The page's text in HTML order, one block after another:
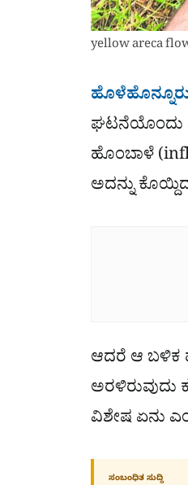
yellow areca
ಘಟನೆಯೊಂದು
ಹೊಂಬಾಳೆ
ಅದನ್ನು
ಆದರೆ ಆ ಬಳಿಕ
ಅರಳಿರುವುದು
ವಿಶೇಷ ಏನು
ಸಂಬಂಧಿತ ಸುದ್ದಿ